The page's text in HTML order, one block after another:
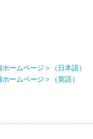
ームページ＞（日本語）
ームページ＞（英語）